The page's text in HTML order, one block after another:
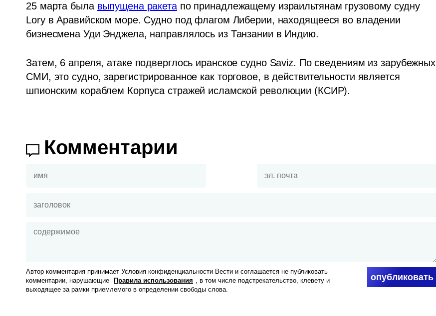
25 марта была выпущена ракета по принадлежащему израильтянам грузовому судну
Lory в Аравийском море. Судно под флагом Либерии, находящееся во владении
бизнесмена Уди Энджела, направлялось из Танзании в Индию.
Затем, 6 апреля, атаке подверглось иранское судно Saviz. По сведениям из зарубежных
СМИ, это судно, зарегистрированное как торговое, в действительности является
шпионским кораблем Корпуса стражей исламской революции (КСИР).
Комментарии
Автор комментария принимает Условия конфиденциальности Вести и соглашается не публиковать
комментарии, нарушающие
Правила использования , в том числе подстрекательство, клевету и
выходящее за рамки приемлемого в определении свободы слова.
опубликовать